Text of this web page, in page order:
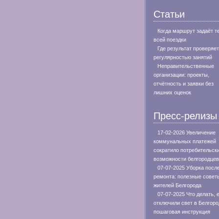
Статьи
Когда маршрут задаёт
всей поездки
Где результат
регулярностью занятий
Неправительственные
организации: проекты,
отчётность и заявки без
лишних оценок
Пресс-релизы
17-02-2026 Увеличение
коммунальных платежей
сократило
возможности белгородцев
07-07-2025 Уборка
ремонта: полезные
жителей Белгорода
07-07-2025 Что делать,
отключили свет в
пошаговая инструкция